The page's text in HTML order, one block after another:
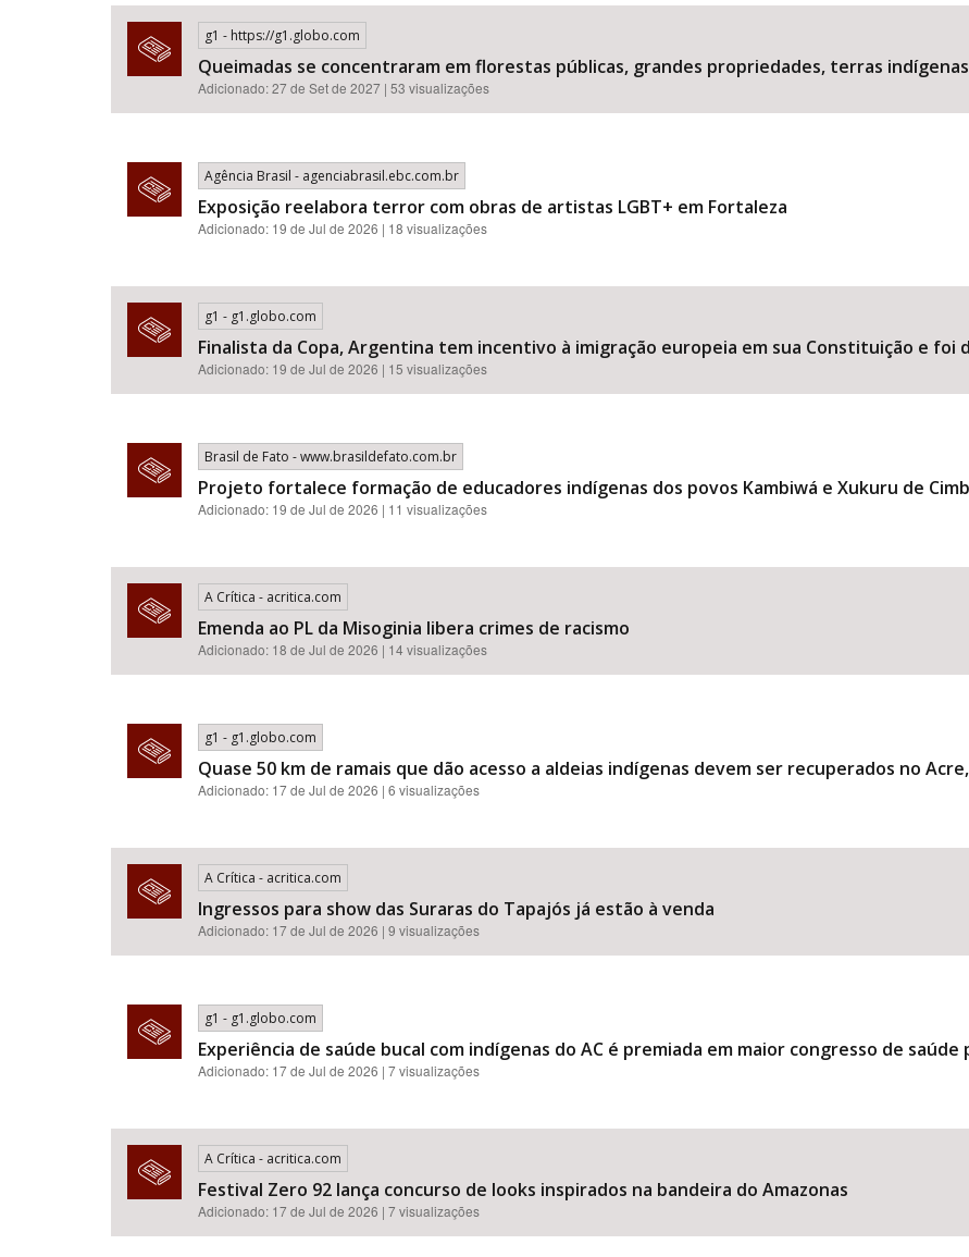
g1 - https://g1.globo.com
Queimadas se concentraram em florestas públicas, grandes propriedades, terras
Adicionado: 27 de Set de 2027 | 53 visualizações
Agência Brasil - agenciabrasil.ebc.com.br
Exposição reelabora terror com obras de artistas LGBT+ em Fortaleza
Adicionado: 19 de Jul de 2026 | 18 visualizações
g1 - g1.globo.com
Finalista da Copa, Argentina tem incentivo à imigração europeia em sua Constituição e foi
Adicionado: 19 de Jul de 2026 | 15 visualizações
Brasil de Fato - www.brasildefato.com.br
Projeto fortalece formação de educadores indígenas dos povos Kambiwá e Xukuru de
Adicionado: 19 de Jul de 2026 | 11 visualizações
A Crítica - acritica.com
Emenda ao PL da Misoginia libera crimes de racismo​​​​​​​​​​​​​​​​​​​​​​​​​​​​​​​​​​​​​​​​​​
Adicionado: 18 de Jul de 2026 | 14 visualizações
g1 - g1.globo.com
Quase 50 km de ramais que dão acesso a aldeias indígenas devem ser recuperados no
Adicionado: 17 de Jul de 2026 | 6 visualizações
A Crítica - acritica.com
Ingressos para show das Suraras do Tapajós já estão à venda
Adicionado: 17 de Jul de 2026 | 9 visualizações
g1 - g1.globo.com
Experiência de saúde bucal com indígenas do AC é premiada em maior congresso de saúde
Adicionado: 17 de Jul de 2026 | 7 visualizações
A Crítica - acritica.com
Festival Zero 92 lança concurso de looks inspirados na bandeira do Amazonas
Adicionado: 17 de Jul de 2026 | 7 visualizações